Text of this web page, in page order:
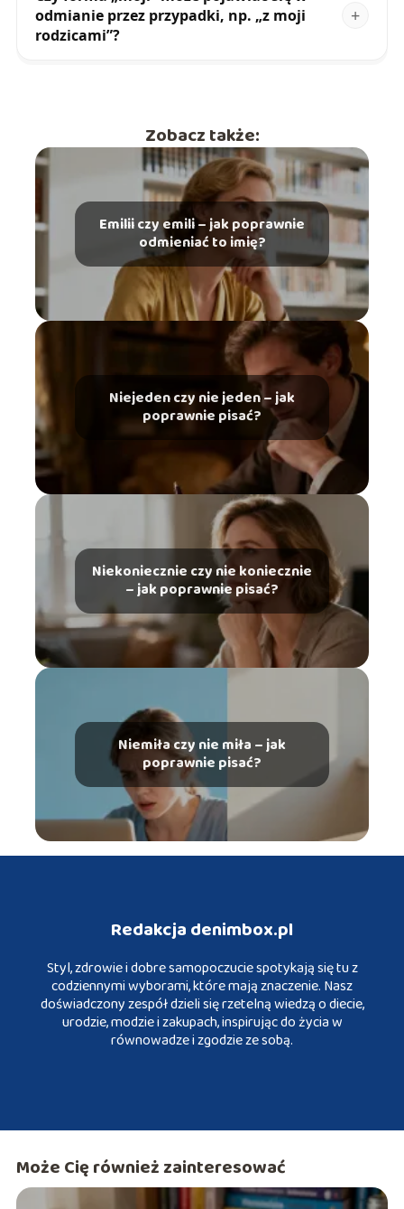
odmianie przez przypadki, np. „z moji
rodzicami”?
Zobacz także:
Emilii czy emili – jak poprawnie
odmieniać to imię?
Niejeden czy nie jeden – jak
poprawnie pisać?
Niekoniecznie czy nie koniecznie
– jak poprawnie pisać?
Niemiła czy nie miła – jak
poprawnie pisać?
Redakcja denimbox.pl
Styl, zdrowie i dobre samopoczucie spotykają się tu z
codziennymi wyborami, które mają znaczenie. Nasz
doświadczony zespół dzieli się rzetelną wiedzą o diecie,
urodzie, modzie i zakupach, inspirując do życia w
równowadze i zgodzie ze sobą.
Może Cię również zainteresować